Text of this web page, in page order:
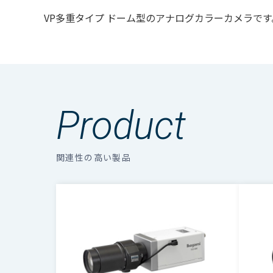
VP多重タイプ ドーム型のアナログカラーカメラで
Product
関連性の高い製品